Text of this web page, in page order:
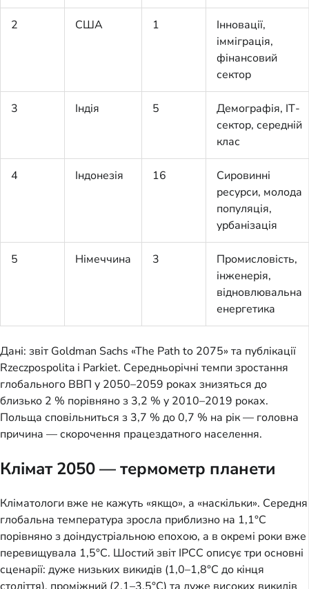
2 США 1
Інновації,
імміграція,
фінансовий
сектор
3 Індія 5
Демографія, ІТ-
сектор, середній
клас
4 Індонезія 16
Сировинні
ресурси, молода
популяція,
урбанізація
5 Німеччина 3
Промисловість,
інженерія,
відновлювальна
енергетика
Дані: звіт Goldman Sachs «The Path to 2075» та публікації
Rzeczpospolita і Parkiet. Середньорічні темпи зростання
глобального ВВП у 2050–2059 роках знизяться до
близько 2 % порівняно з 3,2 % у 2010–2019 роках.
Польща сповільниться з 3,7 % до 0,7 % на рік — головна
причина — скорочення працездатного населення.
Клімат 2050 — термометр планети
Кліматологи вже не кажуть «якщо», а «наскільки». Середня
глобальна температура зросла приблизно на 1,1°C
порівняно з доіндустріальною епохою, а в окремі роки вже
перевищувала 1,5°C. Шостий звіт IPCC описує три основні
сценарії: дуже низьких викидів (1,0–1,8°C до кінця